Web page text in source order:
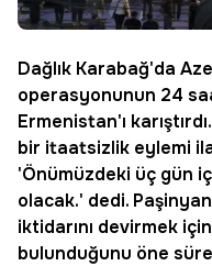
Dağlık Karabağ'da
operasyonunun 24
Ermenistan'ı
bir itaatsizlik eylemi
'Önümüzdeki üç gün
olacak.' dedi. Paşinyan
iktidarını devirmek
bulunduğunu öne